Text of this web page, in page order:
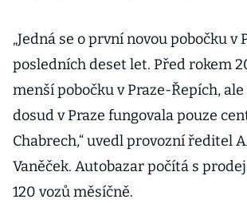
„Jedná se o první novou pobočku v
posledních deset let. Před rokem
menší pobočku v Praze-Řepích,
dosud v Praze fungovala pouze
Chabrech,“ uvedl provozní ředitel
Vaněček. Autobazar počítá s
120 vozů měsíčně.